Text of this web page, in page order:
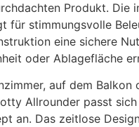
Produkt. Die
für stimmungsvolle
eine sichere
oder Ablagefläche
auf dem
Allrounder passt
an. Das zeitlose